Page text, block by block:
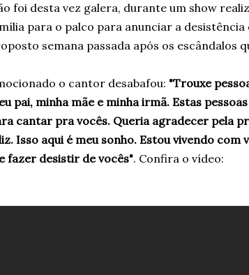
foi desta vez galera, durante um show
para o palco para anunciar a desistência
semana passada após os escândalos
o cantor desabafou: "Trouxe
pai, minha mãe e minha irmã. Estas
cantar pra vocês. Queria agradecer pela
Isso aqui é meu sonho. Estou vivendo com
fazer desistir de vocês". Confira o vídeo: